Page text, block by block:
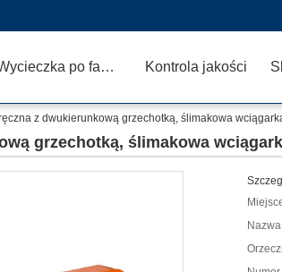
Wycieczka po fabryce Kontrola jakości
z dwukierunkową grzechotką, ślimakowa
grzechotką, ślimakowa